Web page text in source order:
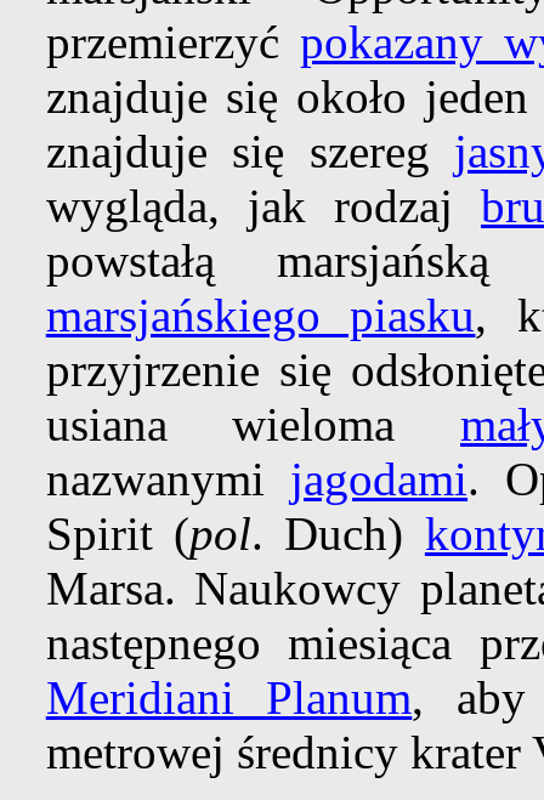
przemierzyćpokazany
znajduje się około
znajduje się szereg
wygląda, jak rodzaj
powstałą
marsjańskiego piasku,
przyjrzenie się
usiana wieloma
nazwanymi jagodami.
Spirit (pol. Duch)
Marsa. Naukowcy
następnego miesiąca
Meridiani Planum, aby
metrowej średnicy krater